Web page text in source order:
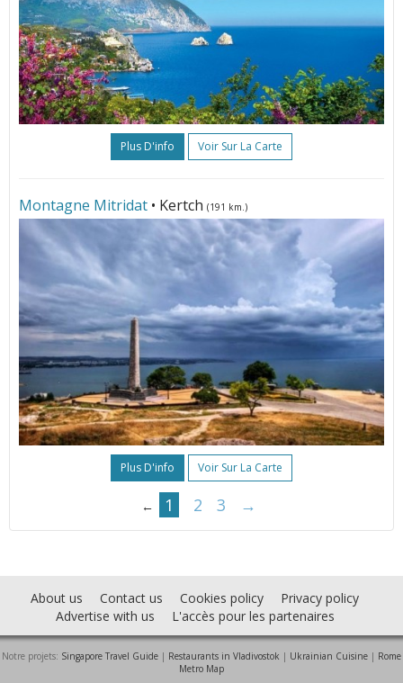
Plus D'info Voir Sur La Carte
Montagne Mitridat • Kertch (191 km.)
Plus D'info Voir Sur La Carte
← 1 2 3 →
About us Contact us Cookies policy
Privacy policy
Advertise with us
L'accès pour les partenaires
Notre projets: Singapore Travel Guide | Restaurants in Vladivostok | Ukrainian Cuisine | Rome
Metro Map